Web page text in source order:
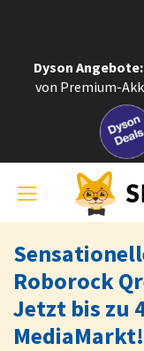
Dyson Angebote
von Premium-
Toggle
navigation
Roborock
Jetzt bis zu
MediaMarkt!